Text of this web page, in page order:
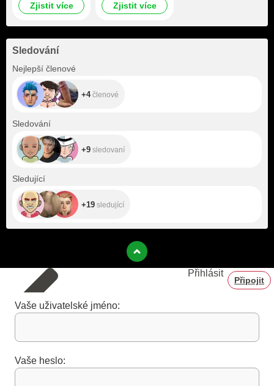
Zjistit více Zjistit více
Sledování
Nejlepší členové
+4členové
Sledování
+9 sledovaní
Sledující
+19 sledující
Přihlásit
Připojit
Vaše uživatelské jméno:
Vaše heslo: